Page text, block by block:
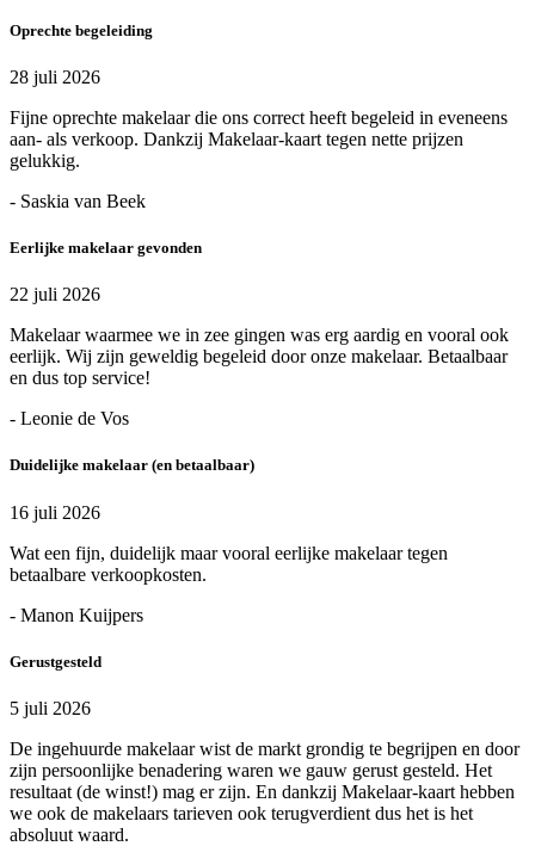
Oprechte begeleiding
28 juli 2026
Fijne oprechte makelaar die ons correct heeft begeleid in eveneens
aan- als verkoop. Dankzij Makelaar-kaart tegen nette prijzen
gelukkig.
- Saskia van Beek
Eerlijke makelaar gevonden
22 juli 2026
Makelaar waarmee we in zee gingen was erg aardig en vooral ook
eerlijk. Wij zijn geweldig begeleid door onze makelaar. Betaalbaar
en dus top service!
- Leonie de Vos
Duidelijke makelaar (en betaalbaar)
16 juli 2026
Wat een fijn, duidelijk maar vooral eerlijke makelaar tegen
betaalbare verkoopkosten.
- Manon Kuijpers
Gerustgesteld
5 juli 2026
De ingehuurde makelaar wist de markt grondig te begrijpen en door
zijn persoonlijke benadering waren we gauw gerust gesteld. Het
resultaat (de winst!) mag er zijn. En dankzij Makelaar-kaart hebben
we ook de makelaars tarieven ook terugverdient dus het is het
absoluut waard.